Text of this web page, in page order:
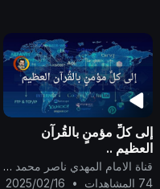
إلى كلِّ مؤمنٍ بالقُرآن
العظيم ..
قناة الامام المهدي ناصر محمد اليماني
74 المشاهدات
•
2025/02/16